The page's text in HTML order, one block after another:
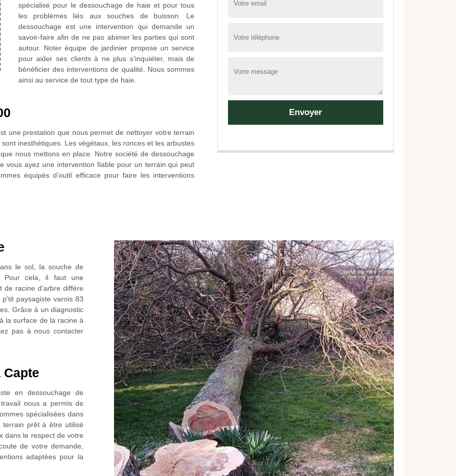
spécialisé pour le dessouchage de haie et pour tous
les problèmes liés aux souches de buisson. Le
dessouchage est une intervention qui demande un
savoir-faire afin de ne pas abimer les parties qui sont
autour. Noter équipe de jardinier propose un service
pour aider ses clients à ne plus s’inquiéter, mais de
bénéficier des interventions de qualité. Nous sommes
ainsi au service de tout type de haie.
une prestation que nous permet de nettoyer votre terrain
inesthétiques. Les végétaux, les ronces et les arbustes
nous mettons en place. Notre société de dessouchage
vous ayez une intervention fiable pour un terrain qui peut
équipés d’outil efficace pour faire les interventions
le sol, la souche de
Pour cela, il faut une
de racine d’arbre diffère
paysagiste varois 83
Grâce à un diagnostic
la surface de la racine à
pas à nous contacter
en dessouchage de
nous a permis de
spécialisées dans
prêt à être utilisé
dans le respect de votre
de votre demande,
adaptées pour la